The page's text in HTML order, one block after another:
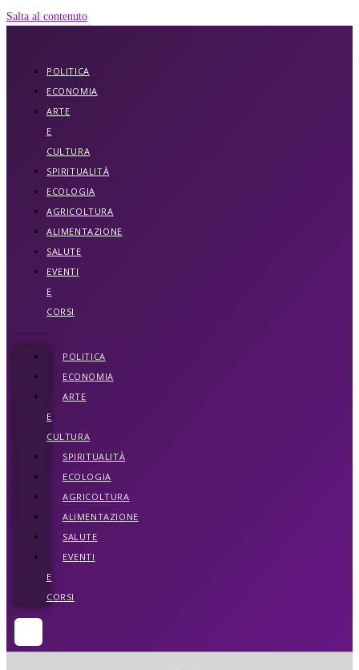
Salta al contenuto
POLITICA
ECONOMIA
ARTE
E
CULTURA
SPIRITUALITÀ
ECOLOGIA
AGRICOLTURA
ALIMENTAZIONE
SALUTE
EVENTI
E
CORSI
POLITICA
ECONOMIA
ARTE
E
CULTURA
SPIRITUALITÀ
ECOLOGIA
AGRICOLTURA
ALIMENTAZIONE
SALUTE
EVENTI
E
CORSI